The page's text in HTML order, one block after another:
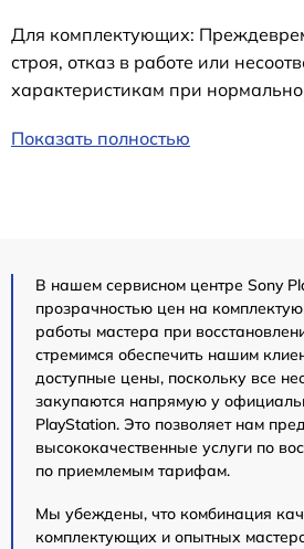
Для комплектующих:
строя, отказ в работе или
характеристикам при
Показать полностью
В нашем сервисном центре Sony
прозрачностью цен на
работы мастера при
стремимся обеспечить нашим
доступные цены, поскольку все
закупаются напрямую у
PlayStation. Это позволяет нам
высококачественные услуги по
по приемлемым тарифам.
Мы убеждены, что комбинация
комплектующих и опытных